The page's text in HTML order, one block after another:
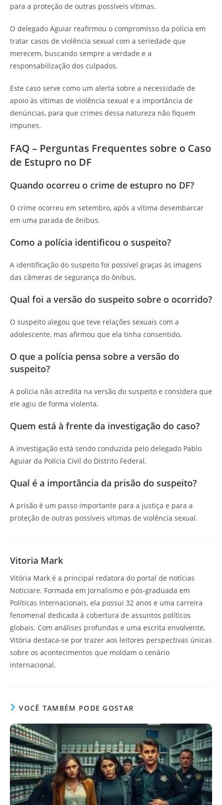
para a proteção de outras possíveis vítimas.
O delegado Aguiar reafirmou o compromisso da polícia em
tratar casos de violência sexual com a seriedade que
merecem, buscando sempre a verdade e a
responsabilização dos culpados.
Este caso serve como um alerta sobre a necessidade de
apoio às vítimas de violência sexual e a importância de
denúncias, para que crimes dessa natureza não fiquem
impunes.
FAQ – Perguntas Frequentes sobre o Caso
de Estupro no DF
Quando ocorreu o crime de estupro no DF?
O crime ocorreu em setembro, após a vítima desembarcar
em uma parada de ônibus.
Como a polícia identificou o suspeito?
A identificação do suspeito foi possível graças às imagens
das câmeras de segurança do ônibus.
Qual foi a versão do suspeito sobre o ocorrido?
O suspeito alegou que teve relações sexuais com a
adolescente, mas afirmou que ela tinha consentido.
O que a polícia pensa sobre a versão do
suspeito?
A polícia não acredita na versão do suspeito e considera que
ele agiu de forma violenta.
Quem está à frente da investigação do caso?
A investigação está sendo conduzida pelo delegado Pablo
Aguiar da Polícia Civil do Distrito Federal.
Qual é a importância da prisão do suspeito?
A prisão é um passo importante para a justiça e para a
proteção de outras possíveis vítimas de violência sexual.
Vitoria Mark
Vitória Mark é a principal redatora do portal de notícias
Noticiare. Formada em Jornalismo e pós-graduada em
Políticas Internacionais, ela possui 32 anos e uma carreira
fenomenal dedicada à cobertura de assuntos políticos
globais. Com análises profundas e uma escrita envolvente,
Vitória destaca-se por trazer aos leitores perspectivas únicas
sobre os acontecimentos que moldam o cenário
internacional.
VOCÊ TAMBÉM PODE GOSTAR